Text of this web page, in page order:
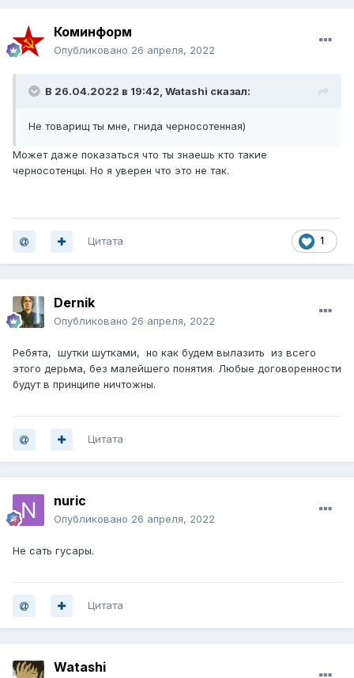
Коминформ
Опубликовано 26 апреля, 2022
В 26.04.2022 в 19:42, Watashi сказал:
Не товарищ ты мне, гнида черносотенная)
Может даже показаться что ты знаешь кто такие
черносотенцы. Но я уверен что это не так.
1
Цитата
Dernik
Опубликовано 26 апреля, 2022
Ребята, шутки шутками, но как будем вылазить из всего
этого дерьма, без малейшего понятия. Любые договоренности
будут в принципе ничтожны.
Цитата
nuric
Опубликовано 26 апреля, 2022
Не сать гусары.
Цитата
Watashi